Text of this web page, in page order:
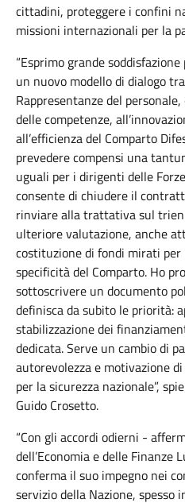
cittadini, proteggere i confini
missioni internazionali per la
“Esprimo grande
un nuovo modello di dialogo
Rappresentanze del
delle competenze,
all’efficienza del Comparto
prevedere compensi una
uguali per i dirigenti delle
consente di chiudere il
rinviare alla trattativa sul
ulteriore valutazione, anche
costituzione di fondi mirati
specificità del Comparto. Ho
sottoscrivere un documento
definisca da subito le priorità:
stabilizzazione dei
dedicata. Serve un cambio di
autorevolezza e motivazione
per la sicurezza nazionale”,
Guido Crosetto.
“Con gli accordi odierni -
dell’Economia e delle Finanze
conferma il suo impegno nei
servizio della Nazione, spesso